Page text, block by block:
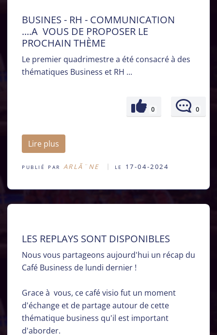
BUSINES - RH - COMMUNICATION
....A VOUS DE PROPOSER LE
PROCHAIN THÈME
Le premier quadrimestre a été consacré à des
thématiques Business et RH ...
0 0
Lire plus
PUBLIÉ PAR ARLÃ¨NE LE 17-04-2024
LES REPLAYS SONT DISPONIBLES
Nous vous partageons aujourd'hui un récap du
Café Business de lundi dernier !
Grace à vous, ce café visio fut un moment
d'échange et de partage autour de cette
thématique business qu'il est important
d'aborder.